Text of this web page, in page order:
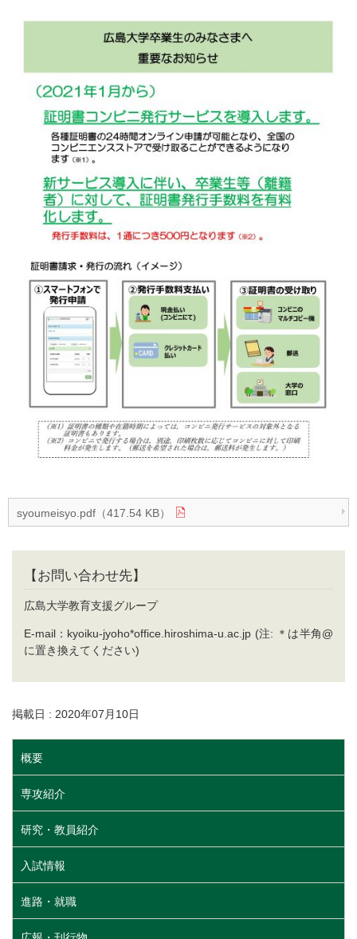
syoumeisyo.pdf（417.54 KB）
【お問い合わせ先】
広島大学教育支援グループ
E-mail：kyoiku-jyoho*office.hiroshima-u.ac.jp (注: ＊は半角@
に置き換えてください)
掲載日 : 2020年07月10日
概要
専攻紹介
研究・教員紹介
入試情報
進路・就職